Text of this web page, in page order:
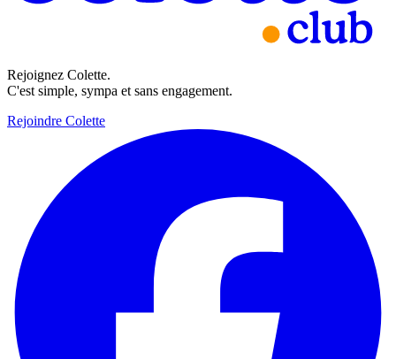
Rejoignez Colette.
C'est simple, sympa et sans engagement.
Rejoindre Colette